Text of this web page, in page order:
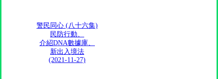
警民同心 (八十六集)
民防行動、
介紹DNA數據庫、
新出入境法
(2021-11-27)